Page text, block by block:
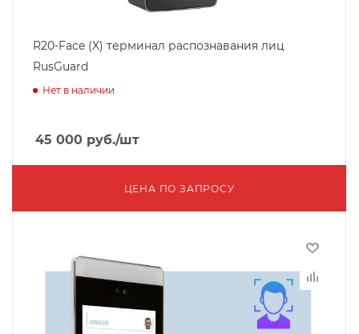
R20-Face (X) терминал распознавания лиц
RusGuard
Нет в наличии
45 000 руб./шт
ЦЕНА ПО ЗАПРОСУ